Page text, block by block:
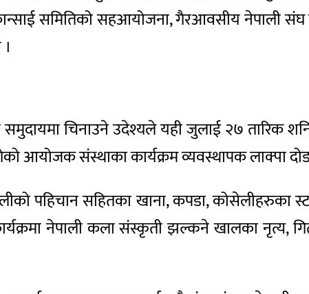
समितिको सहआयोजना, गैरआवसीय नेपाली
चिनाउने उदेश्यले यही जुलाई २७ तारिक
आयोजक संस्थाका कार्यक्रम व्यवस्थापक लाक्पा
पहिचान सहितका खाना, कपडा, कोसेलीहरुका
नेपाली कला संस्कृती झल्कने खालका नृत्य,